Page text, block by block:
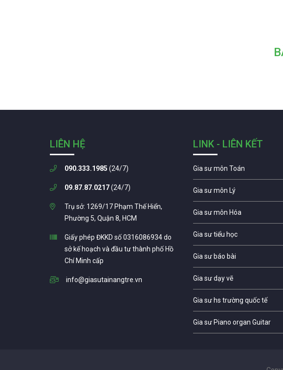
LIÊN HỆ
090.333.1985 (24/7)
09.87.87.0217(24/7)
Trụ sở: 1269/17 Phạm Thế Hiển,
Phường 5, Quận 8, HCM
Giấy phép ĐKKD số 0316086934 do
sở kế hoạch và đầu tư thành phố Hồ
Chí Minh cấp
info@giasutainangtre.vn
LINK - LIÊN KẾT
Gia sư môn Toán
Gia sư môn Lý
Gia sư môn Hóa
Gia sư tiểu học
Gia sư báo bài
Gia sư dạy vẽ
Gia sư hs trường quốc tế
Gia sư Piano organ Guitar